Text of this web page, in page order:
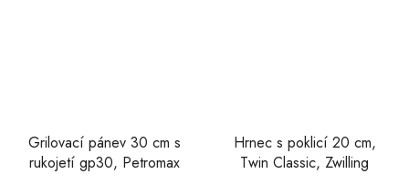
Grilovací pánev 30 cm s
rukojetí gp30, Petromax
Hrnec s poklicí 20 cm,
Twin Classic, Zwilling